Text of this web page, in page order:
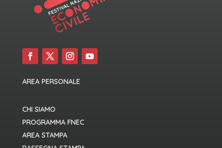
AREA PERSONALE
CHI SIAMO
PROGRAMMA FNEC
AREA STAMPA